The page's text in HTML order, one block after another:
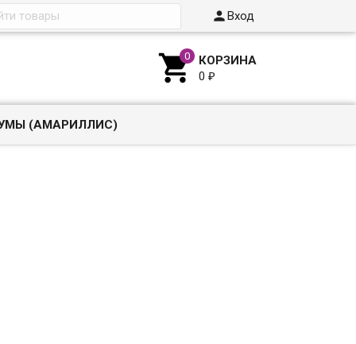
Вход
 КОРЗИНА
0₽
(АМАРИЛЛИС)